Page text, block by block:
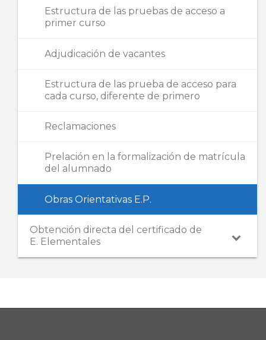
Estructura de las pruebas de acceso a
primer curso
Adjudicación de vacantes
Estructura de las prueba de acceso para
cada curso, diferente de primero
Reclamaciones
Prelación en la formalización de matrícula
del alumnado
Obras Orientativas E.P.
Obtención directa del certificado de
E. Elementales